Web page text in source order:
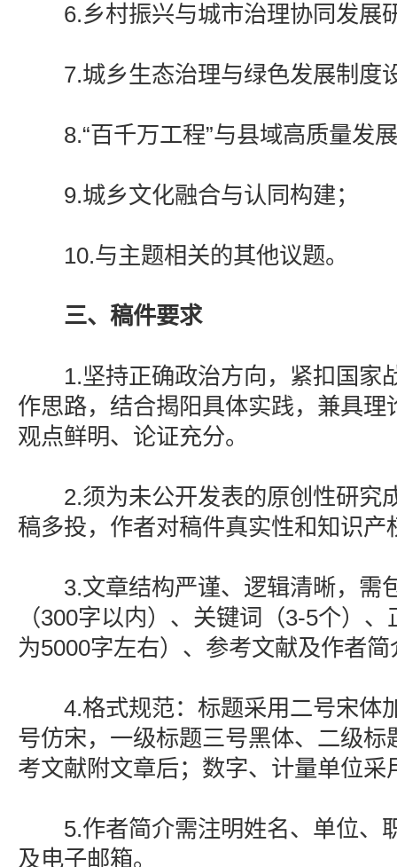
6.乡村振兴与城市治理协同发展
7.城乡生态治理与绿色发展制度
8.“百千万工程”与县域高质量发
9.城乡文化融合与认同构建；
10.与主题相关的其他议题。
三、稿件要求
1.坚持正确政治方向，紧扣国家战
作思路，结合揭阳具体实践，兼具理
观点鲜明、论证充分。
2.须为未公开发表的原创性研究
稿多投，作者对稿件真实性和知识产
3.文章结构严谨、逻辑清晰，需
（300字以内）、关键词（3-5个）
为5000字左右）、参考文献及作者简
4.格式规范：标题采用二号宋体
号仿宋，一级标题三号黑体、二级标
考文献附文章后；数字、计量单位采
5.作者简介需注明姓名、单位、
及电子邮箱。